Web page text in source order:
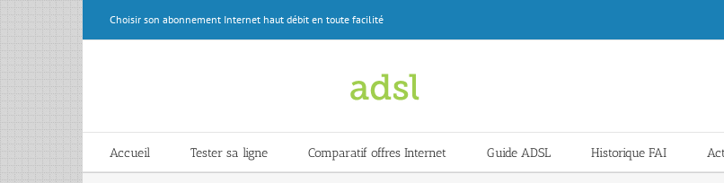
Skip
to
content
Choisir son abonnement Internet haut débit en toute facilité
Accueil Tester sa ligne Comparatif offres Internet Guide ADSL Historique FAI